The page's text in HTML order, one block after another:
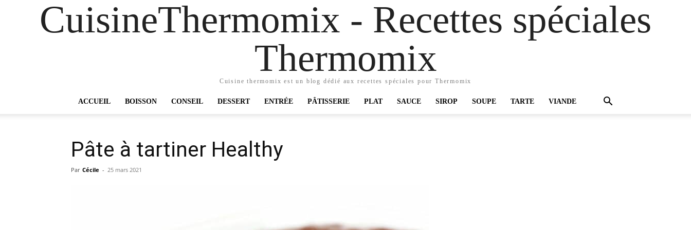
CuisineThermomix - Recettes spéciales
Thermomix
Cuisine thermomix est un blog dédié aux recettes spéciales pour Thermomix
ACCUEIL BOISSON CONSEIL DESSERT ENTRÉE PÂTISSERIE PLAT SAUCE SIROP SOUPE TARTE VIANDE
Pâte à tartiner Healthy
Par Cécile - 25 mars 2021